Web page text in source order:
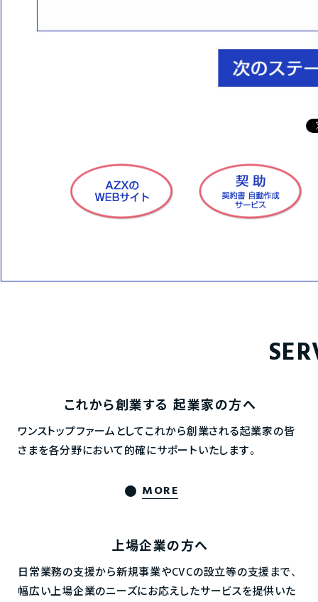
これから創業する 起業家の方へ
ワンストップファームとしてこれから創業される起業家の皆
さまを各分野において的確にサポートいたします。
MORE
上場企業の方へ
日常業務の支援から新規事業やCVCの設立等の支援まで、
幅広い上場企業のニーズにお応えしたサービスを提供いた